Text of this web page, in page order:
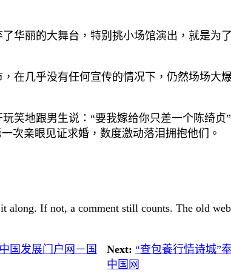
华丽的大舞台，特别挑小场馆演出，就是为
，在几乎没有任何宣传的情况下，仍然场场大
地跟男生说：“要我嫁给你只差一个陈绮贞
次亲眼见证求婚，数度激动落泪拥抱他们。
along. If not, a comment still counts. The old
国发展门户网－国
Next: “查包養行情诗城”
中国网